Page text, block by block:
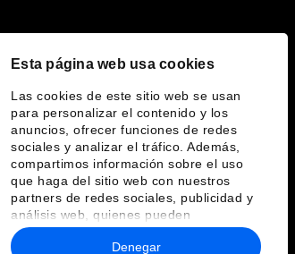
Esta página web usa cookies
Las cookies de este sitio web se usan
para personalizar el contenido y los
anuncios, ofrecer funciones de redes
sociales y analizar el tráfico. Además,
compartimos información sobre el uso
que haga del sitio web con nuestros
partners de redes sociales, publicidad y
análisis web, quienes pueden
combinarla con otra información que les
haya proporcionado o que hayan
Denegar